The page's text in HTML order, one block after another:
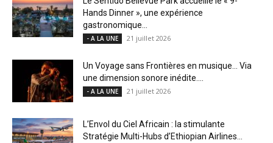
Hands Dinner », une expérience
gastronomique...
- A LA UNE 21 juillet 2026
Un Voyage sans Frontières en musique… Via
une dimension sonore inédite....
- A LA UNE 21 juillet 2026
L’Envol du Ciel Africain : la stimulante
Stratégie Multi-Hubs d’Ethiopian Airlines...